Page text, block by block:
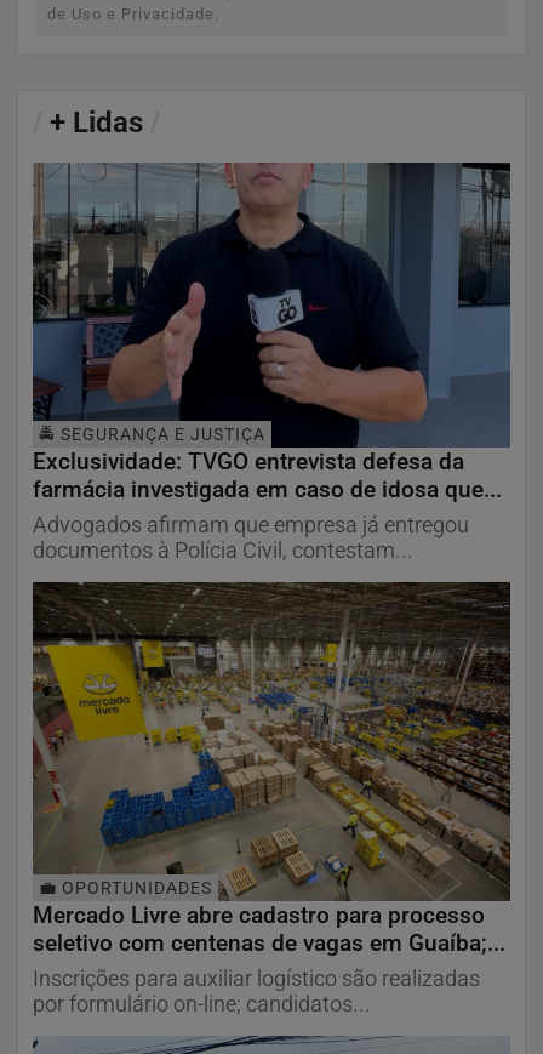
de Uso e Privacidade.
+ Lidas
🚔 SEGURANÇA E JUSTIÇA
Exclusividade: TVGO entrevista defesa da
farmácia investigada em caso de idosa que...
Advogados afirmam que empresa já entregou
documentos à Polícia Civil, contestam...
💼 OPORTUNIDADES
Mercado Livre abre cadastro para processo
seletivo com centenas de vagas em Guaíba;...
Inscrições para auxiliar logístico são realizadas
por formulário on-line; candidatos...